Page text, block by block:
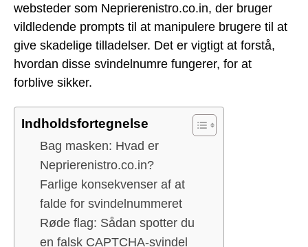
websteder som Neprierenistro.co.in, der bruger
vildledende prompts til at manipulere brugere til at
give skadelige tilladelser. Det er vigtigt at forstå,
hvordan disse svindelnumre fungerer, for at
forblive sikker.
Indholdsfortegnelse
Bag masken: Hvad er
Neprierenistro.co.in?
Farlige konsekvenser af at
falde for svindelnummeret
Røde flag: Sådan spotter du
en falsk CAPTCHA-svindel